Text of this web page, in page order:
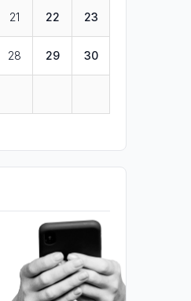
21 22 23
28 29 30